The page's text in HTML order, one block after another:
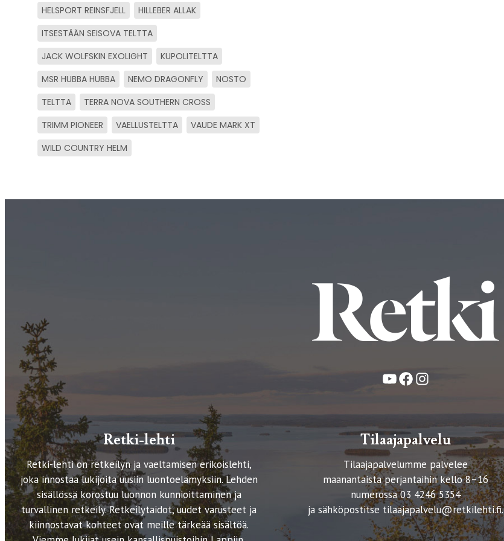
HELSPORT REINSFJELL
HILLEBER ALLAK
ITSESTÄÄN SEISOVA TELTTA
JACK WOLFSKIN EXOLIGHT
KUPOLITELTTA
MSR HUBBA HUBBA
NEMO DRAGONFLY
NOSTO
TELTTA
TERRA NOVA SOUTHERN CROSS
TRIMM PIONEER
VAELLUSTELTTA
VAUDE MARK XT
WILD COUNTRY HELM
YouTube
FacebookInstagram
Retki-lehti
Retki-lehti on retkeilyn ja vaeltamisen erikoislehti,
joka innostaa lukijoita uusiin luontoelämyksiin. Lehden
sisällössä korostuu luonnon kunnioittaminen ja
turvallinen retkeily. Retkeilytaidot, uudet varusteet ja
kiinnostavat kohteet ovat meille tärkeää sisältöä.
Tilaajapalvelu
Tilaajapalvelumme palvelee
maanantaista perjantaihin kello 8–16
numerossa 03 4246 5354
ja sähköpostitse tilaajapalvelu@retkilehti.fi.